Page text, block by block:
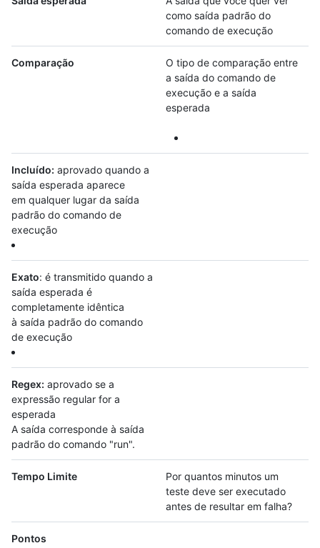
como saída padrão do
comando de execução
Comparação
O tipo de comparação entre
a saída do comando de
execução e a saída
esperada
Incluído: aprovado quando a
saída esperada aparece
em qualquer lugar da saída
padrão do comando de
execução
Exato: é transmitido quando a
saída esperada é
completamente idêntica
à saída padrão do comando
de execução
Regex: aprovado se a
expressão regular for a
esperada
A saída corresponde à saída
padrão do comando "run".
Tempo Limite
Por quantos minutos um
teste deve ser executado
antes de resultar em falha?
Pontos